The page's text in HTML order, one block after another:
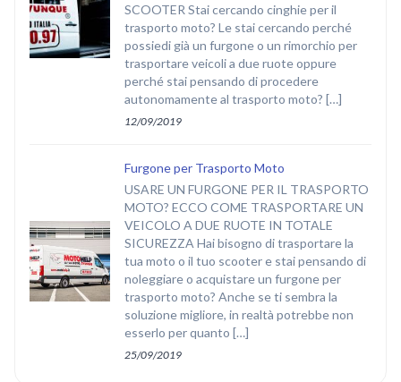
SCOOTER Stai cercando cinghie per il
trasporto moto? Le stai cercando perché
possiedi già un furgone o un rimorchio per
trasportare veicoli a due ruote oppure
perché stai pensando di procedere
autonomamente al trasporto moto? […]
12/09/2019
Furgone per Trasporto Moto
USARE UN FURGONE PER IL TRASPORTO
MOTO? ECCO COME TRASPORTARE UN
VEICOLO A DUE RUOTE IN TOTALE
SICUREZZA Hai bisogno di trasportare la
tua moto o il tuo scooter e stai pensando di
noleggiare o acquistare un furgone per
trasporto moto? Anche se ti sembra la
soluzione migliore, in realtà potrebbe non
esserlo per quanto […]
25/09/2019